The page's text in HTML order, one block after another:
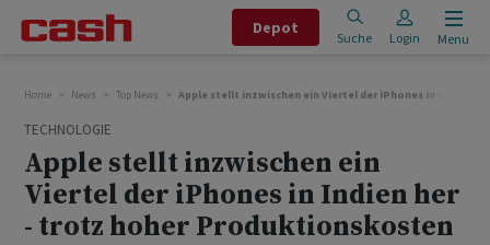
Depot
Suche Login Menu
Home News Top News Apple stellt inzwischen ein Viertel der iPhones in Indien
TECHNOLOGIE
Apple stellt inzwischen ein
Viertel der iPhones in Indien her
- trotz hoher Produktionskosten